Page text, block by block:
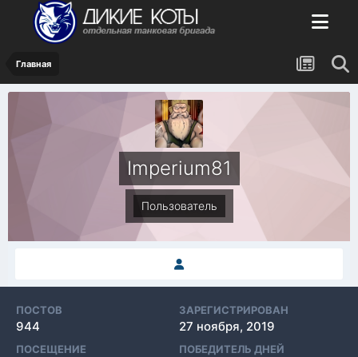
Главная
Imperium81
Пользователь
ПОСТОВ
944
ЗАРЕГИСТРИРОВАН
27 ноября, 2019
ПОСЕЩЕНИЕ ПОБЕДИТЕЛЬ ДНЕЙ